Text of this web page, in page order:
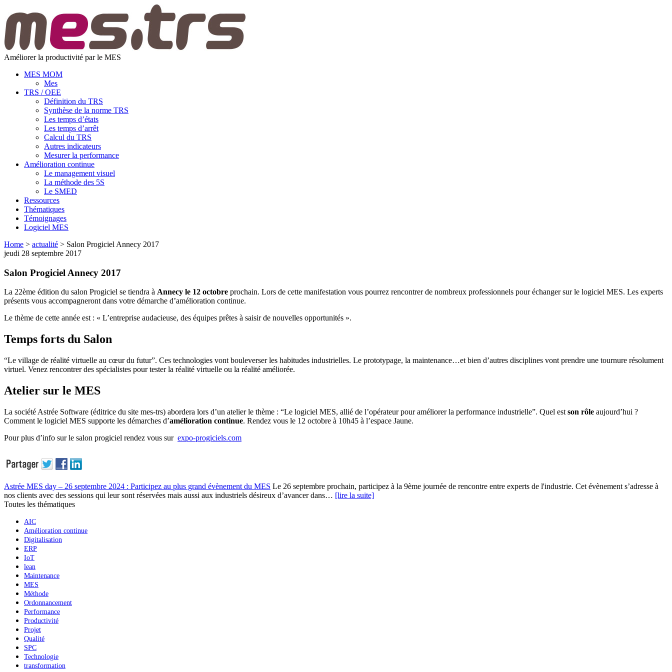
Améliorer la productivité par le MES
MES MOM
Mes
TRS / OEE
Définition du TRS
Synthèse de la norme TRS
Les temps d’états
Les temps d’arrêt
Calcul du TRS
Autres indicateurs
Mesurer la performance
Amélioration continue
Le management visuel
La méthode des 5S
Le SMED
Ressources
Thématiques
Témoignages
Logiciel MES
Home > actualité > Salon Progiciel Annecy 2017
jeudi 28 septembre 2017
Salon Progiciel Annecy 2017
La 22ème édition du salon Progiciel se tiendra à Annecy le 12 octobre prochain. Lors de cette manifestation vous pourrez rencontrer de nombreux professionnels pour échanger sur le logiciel MES. Les experts
présents vous accompagneront dans votre démarche d’amélioration continue.
Le thème de cette année est : « L’entreprise audacieuse, des équipes prêtes à saisir de nouvelles opportunités ».
Temps forts du Salon
“Le village de réalité virtuelle au cœur du futur”. Ces technologies vont bouleverser les habitudes industrielles. Le prototypage, la maintenance…et bien d’autres disciplines vont prendre une tournure résolument
virtuel. Venez rencontrer des spécialistes pour tester la réalité virtuelle ou la réalité améliorée.
Atelier sur le MES
La société Astrée Software (éditrice du site mes-trs) abordera lors d’un atelier le thème : “Le logiciel MES, allié de l’opérateur pour améliorer la performance industrielle”. Quel est son rôle aujourd’hui ?
Comment le logiciel MES supporte les démarches d’amélioration continue. Rendez vous le 12 octobre à 10h45 à l’espace Jaune.
Pour plus d’info sur le salon progiciel rendez vous sur expo-progiciels.com
Astrée MES day – 26 septembre 2024 : Participez au plus grand évènement du MES Le 26 septembre prochain, participez à la 9ème journée de rencontre entre experts de l'industrie. Cet évènement s’adresse à
nos clients avec des sessions qui leur sont réservées mais aussi aux industriels désireux d’avancer dans… [lire la suite]
Toutes les thématiques
AIC
Amélioration continue
Digitalisation
ERP
IoT
lean
Maintenance
MES
Méthode
Ordonnancement
Performance
Productivité
Projet
Qualité
SPC
Technologie
transformation